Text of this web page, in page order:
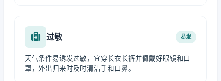
过敏 易发
天气条件易诱发过敏，宜穿长衣长裤并佩戴好眼镜和口
罩，外出归来时及时清洁手和口鼻。